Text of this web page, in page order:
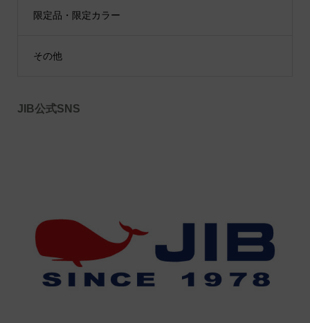
限定品・限定カラー
その他
JIB公式SNS